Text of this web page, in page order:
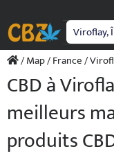
contenu
/Map/France/
CBD à
meilleurs
produits